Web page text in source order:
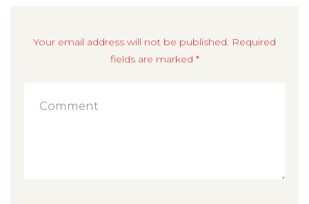
Your email address will not be published. Required
fields are marked *